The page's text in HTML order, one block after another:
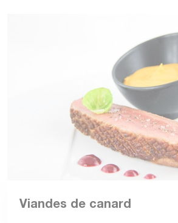
Viandes de canard